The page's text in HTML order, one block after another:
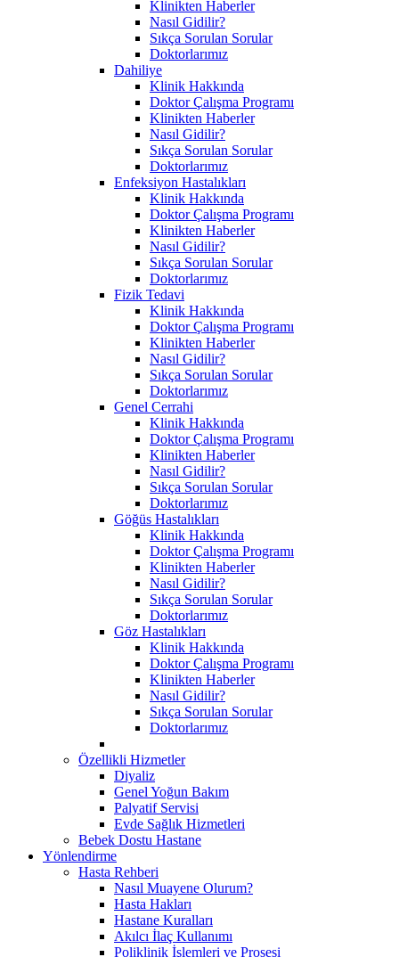
Klinikten Haberler
Nasıl Gidilir?
Sıkça Sorulan Sorular
Doktorlarımız
Dahiliye
Klinik Hakkında
Doktor Çalışma Programı
Klinikten Haberler
Nasıl Gidilir?
Sıkça Sorulan Sorular
Doktorlarımız
Enfeksiyon Hastalıkları
Klinik Hakkında
Doktor Çalışma Programı
Klinikten Haberler
Nasıl Gidilir?
Sıkça Sorulan Sorular
Doktorlarımız
Fizik Tedavi
Klinik Hakkında
Doktor Çalışma Programı
Klinikten Haberler
Nasıl Gidilir?
Sıkça Sorulan Sorular
Doktorlarımız
Genel Cerrahi
Klinik Hakkında
Doktor Çalışma Programı
Klinikten Haberler
Nasıl Gidilir?
Sıkça Sorulan Sorular
Doktorlarımız
Göğüs Hastalıkları
Klinik Hakkında
Doktor Çalışma Programı
Klinikten Haberler
Nasıl Gidilir?
Sıkça Sorulan Sorular
Doktorlarımız
Göz Hastalıkları
Klinik Hakkında
Doktor Çalışma Programı
Klinikten Haberler
Nasıl Gidilir?
Sıkça Sorulan Sorular
Doktorlarımız
Özellikli Hizmetler
Diyaliz
Genel Yoğun Bakım
Palyatif Servisi
Evde Sağlık Hizmetleri
Bebek Dostu Hastane
Yönlendirme
Hasta Rehberi
Nasıl Muayene Olurum?
Hasta Hakları
Hastane Kuralları
Akılcı İlaç Kullanımı
Poliklinik İşlemleri ve Prosesi